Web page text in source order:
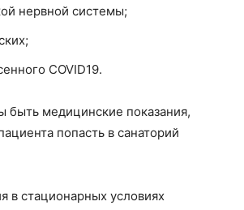
нервной системы;
СOVID­19.
быть медицинские показания,
попасть в санаторий
в стационарных условиях